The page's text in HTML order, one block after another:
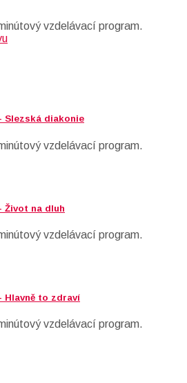
vzdelávací program.
Slezská diakonie
vzdelávací program.
Život na dluh
vzdelávací program.
Hlavně to zdraví
vzdelávací program.